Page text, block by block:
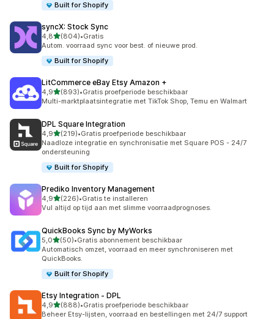
Built for Shopify
syncX: Stock Sync
4,8van 5 sterren
(804)
804 recensies in totaal
•Gratis
Autom. voorraad sync voor best. of nieuwe prod.
Built for Shopify
LitCommerce eBay Etsy Amazon +
4,9van 5 sterren
(893)
893 recensies in totaal
•Gratis proefperiode beschikbaar
Multi-marktplaatsintegratie met TikTok Shop, Temu en Walmart
DPL Square Integration
4,9van 5 sterren
(219)
219 recensies in totaal
•Gratis proefperiode beschikbaar
Naadloze integratie en synchronisatie met Square POS - 24/7
ondersteuning
Built for Shopify
Prediko Inventory Management
4,9van 5 sterren
(226)
226 recensies in totaal
•Gratis te installeren
Vul altijd op tijd aan met slimme voorraadprognoses.
QuickBooks Sync by MyWorks
5,0van 5 sterren
(50)
50 recensies in totaal
•Gratis abonnement beschikbaar
Automatisch omzet, voorraad en meer synchroniseren met
QuickBooks.
Built for Shopify
Etsy Integration ‑ DPL
4,9van 5 sterren
(888)
888 recensies in totaal
•Gratis proefperiode beschikbaar
Beheer Etsy-lijsten, voorraad en bestellingen met 24/7 support